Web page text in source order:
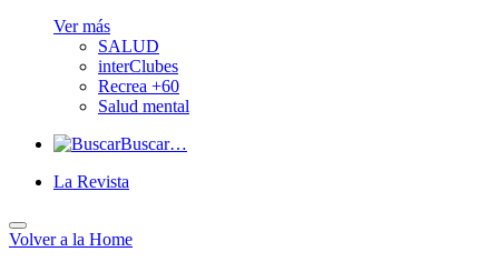
Ver más
SALUD
interClubes
Recrea +60
Salud mental
Buscar…
La Revista
Volver a la Home